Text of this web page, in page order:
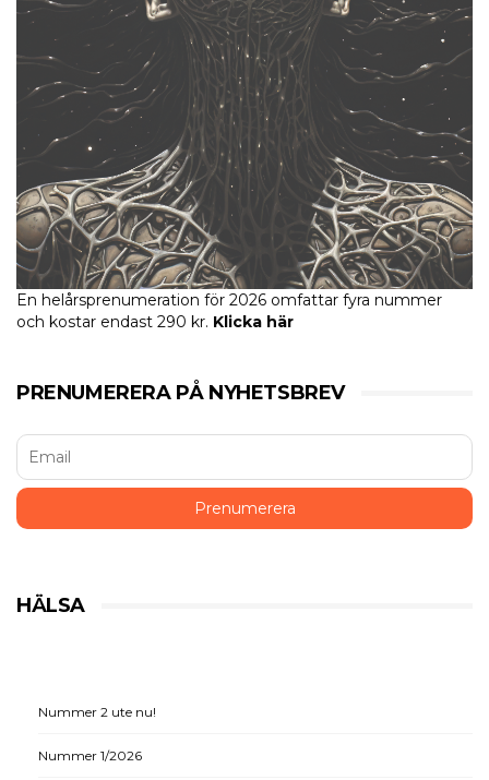
En helårsprenumeration för 2026 omfattar fyra nummer
och kostar endast 290 kr. Klicka här
PRENUMERERA PÅ NYHETSBREV
HÄLSA
Nummer 2 ute nu!
Nummer 1/2026